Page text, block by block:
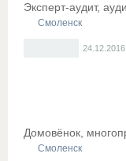
Эксперт-аудит,
Смоленск
24.12.2016
Домовёнок,
Смоленск